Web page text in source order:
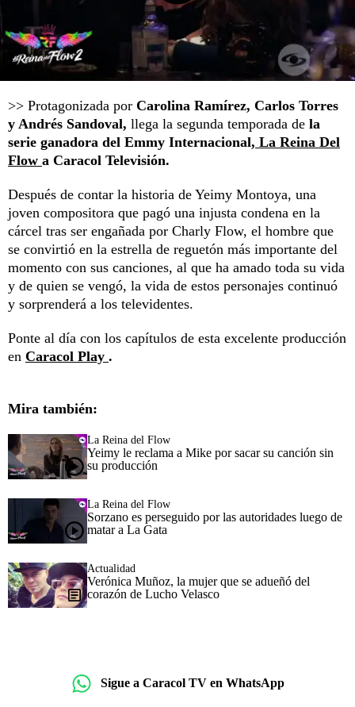
>> Protagonizada por Carolina Ramírez, Carlos Torres
y Andrés Sandoval, llega la segunda temporada de la
serie ganadora del Emmy Internacional, La Reina Del
Flow a Caracol Televisión.
Después de contar la historia de Yeimy Montoya, una
joven compositora que pagó una injusta condena en la
cárcel tras ser engañada por Charly Flow, el hombre que
se convirtió en la estrella de reguetón más importante del
momento con sus canciones, al que ha amado toda su vida
y de quien se vengó, la vida de estos personajes continuó
y sorprenderá a los televidentes.
Ponte al día con los capítulos de esta excelente producción
en Caracol Play .
Mira también:
La Reina del Flow
Yeimy le reclama a Mike por sacar su canción sin
su producción
La Reina del Flow
Sorzano es perseguido por las autoridades luego de
matar a La Gata
Actualidad
Verónica Muñoz, la mujer que se adueñó del
corazón de Lucho Velasco
Sigue a Caracol TV en WhatsApp